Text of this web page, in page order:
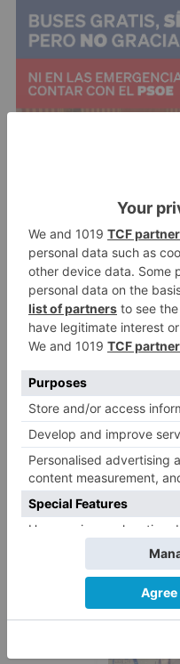
Una mención
categoría belleza y
aumentado un 7%.
las transacciones a
internet, que han
últimos días;
ha caído un 14,81%
anterior.
compra internet